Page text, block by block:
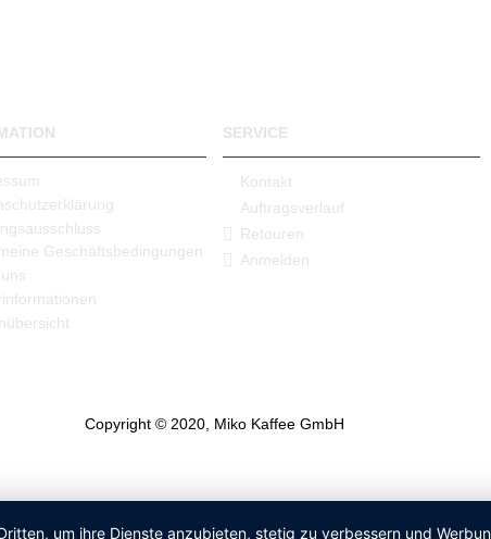
Geschäftsbedingungen
SERVICE
Kontakt
Auftragsverlauf
Retouren
Anmelden
Copyright © 2020, Miko Kaffee GmbH
um ihre Dienste anzubieten, stetig zu verbessern und